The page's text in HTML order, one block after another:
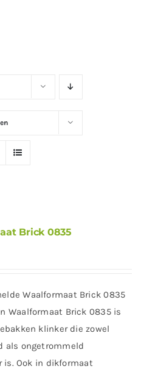
Brick 0835
Waalformaat Brick 0835
Waalformaat Brick 0835 is
klinker die zowel
als ongetrommeld
is. Ook in dikformaat